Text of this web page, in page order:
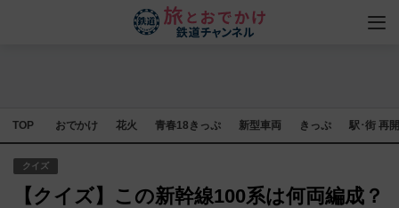
TOP おでかけ 花火 青春18きっぷ 新型車両 きっぷ 駅･街 再
クイズ
【クイズ】この新幹線100系は何両編成？